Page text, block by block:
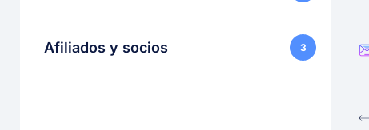
Afiliados y socios 3